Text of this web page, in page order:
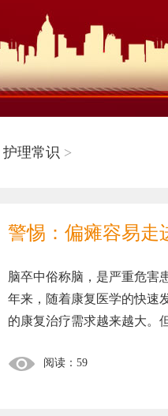
护理常识 >
警惕：偏瘫容易走
脑卒中俗称脑，是严重危害
年来，随着康复医学的快速
的康复治疗需求越来越大。
阅读：59